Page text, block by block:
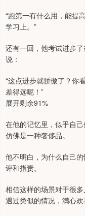
“跑第一有什么用，能提
学习上。”
还有一回，他考试进步
说：
“这点进步就骄傲了？你
差得远呢！”
展开剩余91%
在他的记忆里，似乎自
仿佛是一种奢侈品。
他不明白，为什么自己
评和指责。
相信这样的场景对于很
遇过类似的情况，满心